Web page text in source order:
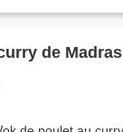
de Madras